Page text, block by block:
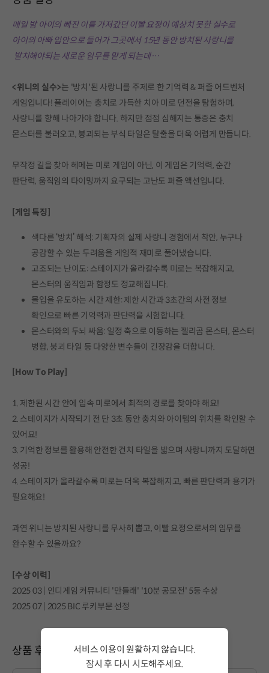
매일 밤 아이의 빠진 이를 가져갔던 이빨 요정이 예상치 못한 실수로
아이의 아빠 입안으로 들어가 그곳에서 15년 동안 방치된 사랑니를
발치해야되는 새로운 임무를 맡게 되는데…
<위니의 실수>는 '방치'된 사랑니를 주제로 한 기억력 & 퍼즐 어드벤처
게임입니다! 플레이어는 충치로 가득한 치아 미로 던전을 탐험하며,
사랑니를 향해 나아가야 합니다. 하지만 점점 심해지는 통증은 충치
몬스터를 불러오고, 붕괴되는 부식 타일은 탈출을 더욱 어렵게 만듭니다.
무작정 길을 찾아 헤메는 미로 게임이 아닌, 이 게임은 기억력, 순간
판단력, 움직임의 타이밍까지 요구되는 고난도 퍼즐 액션입니다.
[게임 특징]
색다른 ‘방치’ 해석: 기획자의 실제 사랑니 경험에서 착안, 누구나
공감할 수 있는 두려움을 게임적 재미로 풀어냈습니다.
고조되는 난이도: 스테이지가 올라갈수록 미로는 복잡해지고,
몬스터의 움직임과 함정도 정교해집니다.
몰입을 유도하는 시간 제한: 제한 시간과 3초간의 사전 정보
확인으로 빠른 기억력과 판단력을 시험합니다.
몬스터와의 두뇌 싸움: 일정 축으로 이동하는 젤리곰 몬스터, 몬스터
병합, 붕괴 타일 등 다양한 변수들이 긴장감을 더합니다.
[How To Play]
1. 제한된 시간 안에 입속 미로에서 최적의 경로를 찾아야 해요!
2. 스테이지가 시작되기 전 단 3초 동안 충치와 아이템의 위치를 확인할 수
있어요!
3. 기억한 정보를 활용해 안전한 건치 타일을 밟으며 사랑니까지 도달하면
성공!
4. 스테이지가 올라갈수록 미로는 더욱 복잡해지고, 빠른 판단력과 용기가
필요해요!
과연 위니는 방치된 사랑니를 무사히 뽑고, 이빨 요정으로서의 임무를
완수할 수 있을까요?
[수상 이력]
2025 03 | 인디게임 커뮤니티 '만들래' '10분 공모전' 5등 수상
2025 07 | 2025 BIC 루키부문 선정
상품 후기
서비스 이용이 원활하지 않습니다.
잠시 후 다시 시도해주세요.